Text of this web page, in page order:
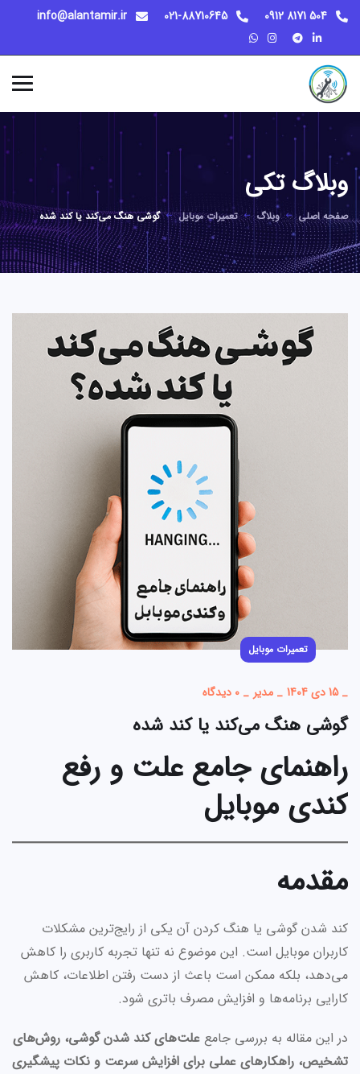
021-88710645
وبلاگ تکی
صفحه اصلی وبلاگ تعمیرات موبایل گوشی هنگ می‌کند یا کند شده
تعمیرات موبایل
_15 دی 1404 _ مدیر _ 0 دیدگاه
گوشی هنگ می‌کند یا کند شده
راهنمای جامع علت و رفع
کندی موبایل
مقدمه
کند شدن گوشی یا هنگ کردن آن یکی از رایج‌ترین مشکلات
کاربران موبایل است. این موضوع نه تنها تجربه کاربری را کاهش
می‌دهد، بلکه ممکن است باعث از دست رفتن اطلاعات، کاهش
کارایی برنامه‌ها و افزایش مصرف باتری شود.
در این مقاله به بررسی جامع علت‌های کند شدن گوشی، روش‌های
تشخیص، راهکارهای عملی برای افزایش سرعت و نکات پیشگیری